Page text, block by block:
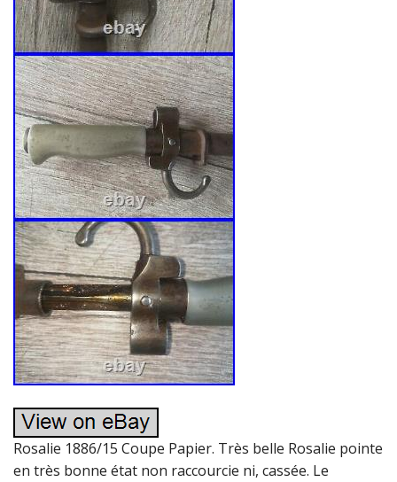
Rosalie 1886/15 Coupe Papier. Très belle Rosalie pointe
en très bonne état non raccourcie ni, cassée. Le